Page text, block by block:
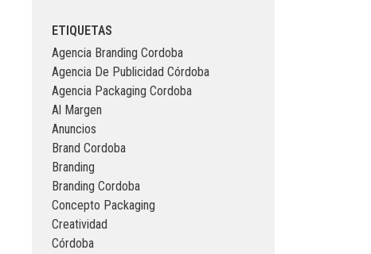
ETIQUETAS
Agencia Branding Cordoba
Agencia De Publicidad Córdoba
Agencia Packaging Cordoba
Al Margen
Anuncios
Brand Cordoba
Branding
Branding Cordoba
Concepto Packaging
Creatividad
Córdoba